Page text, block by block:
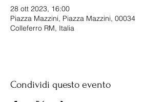
28 ott 2023, 16:00
Piazza Mazzini, Piazza Mazzini, 00034
Colleferro RM, Italia
Condividi questo evento